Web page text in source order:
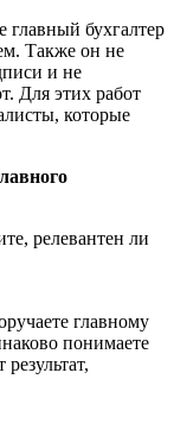
главный бухгалтер
Также он не
и не
Для этих работ
которые
релевантен ли
главному
понимаете